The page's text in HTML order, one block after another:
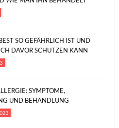
SO GEFÄHRLICH IST UND
DAVOR SCHÜTZEN KANN
SYMPTOME,
UND BEHANDLUNG